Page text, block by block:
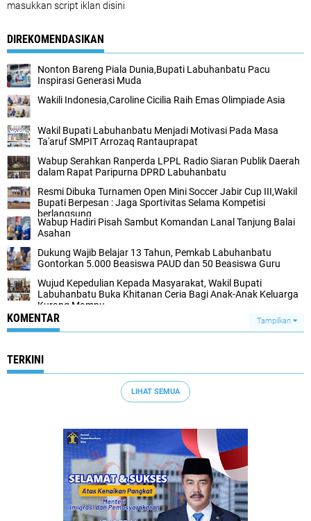
masukkan script iklan disini
DIREKOMENDASIKAN
Nonton Bareng Piala Dunia,Bupati Labuhanbatu Pacu
Inspirasi Generasi Muda
Wakili Indonesia,Caroline Cicilia Raih Emas Olimpiade Asia
Wakil Bupati Labuhanbatu Menjadi Motivasi Pada Masa
Ta'aruf SMPIT Arrozaq Rantauprapat
Wabup Serahkan Ranperda LPPL Radio Siaran Publik Daerah
dalam Rapat Paripurna DPRD Labuhanbatu
Resmi Dibuka Turnamen Open Mini Soccer Jabir Cup III,Wakil
Bupati Berpesan : Jaga Sportivitas Selama Kompetisi
berlangsung
Wabup Hadiri Pisah Sambut Komandan Lanal Tanjung Balai
Asahan
Dukung Wajib Belajar 13 Tahun, Pemkab Labuhanbatu
Gontorkan 5.000 Beasiswa PAUD dan 50 Beasiswa Guru
Wujud Kepedulian Kepada Masyarakat, Wakil Bupati
Labuhanbatu Buka Khitanan Ceria Bagi Anak-Anak Keluarga
Kurang Mampu
KOMENTAR Tampilkan
TERKINI
LIHAT SEMUA